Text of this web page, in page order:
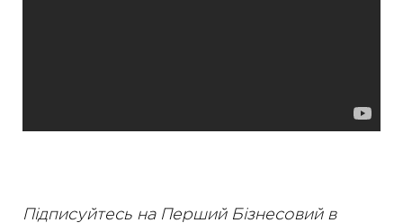
Підписуйтесь на Перший Бізнесовий в